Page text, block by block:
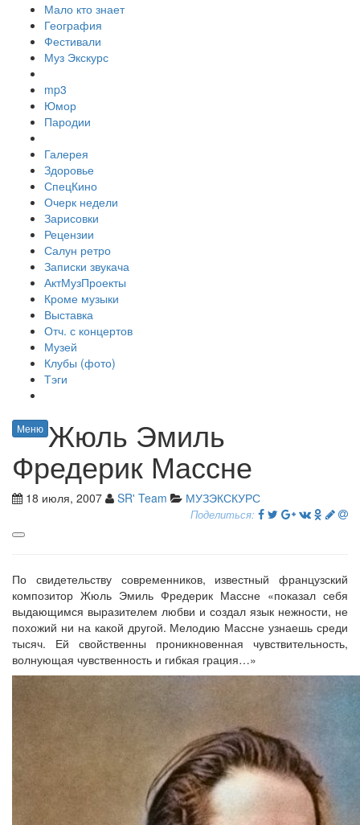
Мало кто знает
География
Фестивали
Муз Экскурс
mp3
Юмор
Пародии
Галерея
Здоровье
СпецКино
Очерк недели
Зарисовки
Рецензии
Салун ретро
Записки звукача
АктМузПроекты
Кроме музыки
Выставка
Отч. с концертов
Музей
Клубы (фото)
Тэги
Меню Жюль Эмиль
Фредерик Массне
18 июля, 2007 SR' Team МУЗЭКСКУРС
Поделиться:
По свидетельству современников, известный французский
композитор Жюль Эмиль Фредерик Массне «показал себя
выдающимся выразителем любви и создал язык нежности, не
похожий ни на какой другой. Мелодию Массне узнаешь среди
тысяч. Ей свойственны проникновенная чувствительность,
волнующая чувственность и гибкая грация…»